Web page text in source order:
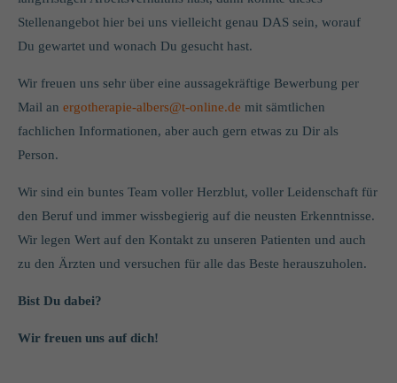
Stellenangebot hier bei uns vielleicht genau DAS sein, worauf
Du gewartet und wonach Du gesucht hast.
Wir freuen uns sehr über eine aussagekräftige Bewerbung per
Mail an ergotherapie-albers@t-online.de mit sämtlichen
fachlichen Informationen, aber auch gern etwas zu Dir als
Person.
Wir sind ein buntes Team voller Herzblut, voller Leidenschaft für
den Beruf und immer wissbegierig auf die neusten Erkenntnisse.
Wir legen Wert auf den Kontakt zu unseren Patienten und auch
zu den Ärzten und versuchen für alle das Beste herauszuholen.
Bist Du dabei?
Wir freuen uns auf dich!